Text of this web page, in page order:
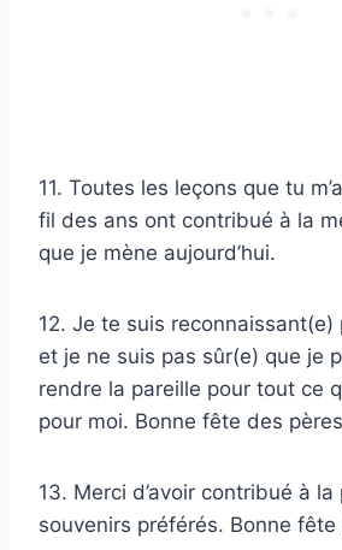
11. Toutes les leçons que tu
fil des ans ont contribué à la
que je mène aujourd’hui.
12. Je te suis
et je ne suis pas sûr(e) que je
rendre la pareille pour tout ce
pour moi. Bonne fête des
13. Merci d’avoir contribué à
souvenirs préférés. Bonne fête